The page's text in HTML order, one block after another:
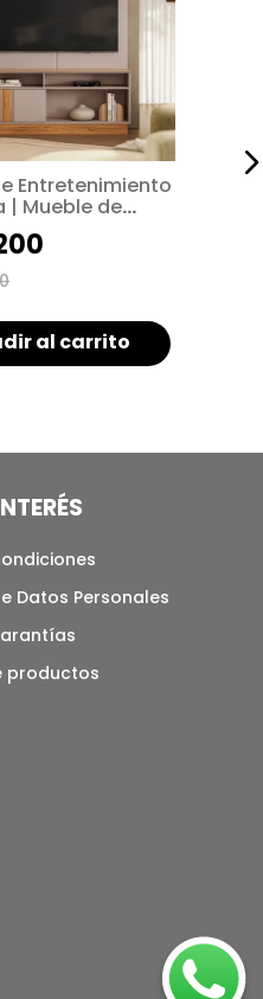
Entretenimiento
| Mueble de
| Mueble de
55"
al carrito
Datos Personales
productos